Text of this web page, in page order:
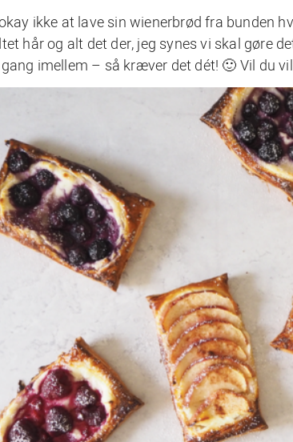
ikke at lave sin wienerbrød fra bunden
hår og alt det der, jeg synes vi skal gøre
imellem – så kræver det dét! 🙂 Vil du